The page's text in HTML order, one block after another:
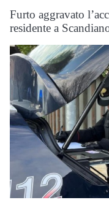
Furto aggravato
residente a